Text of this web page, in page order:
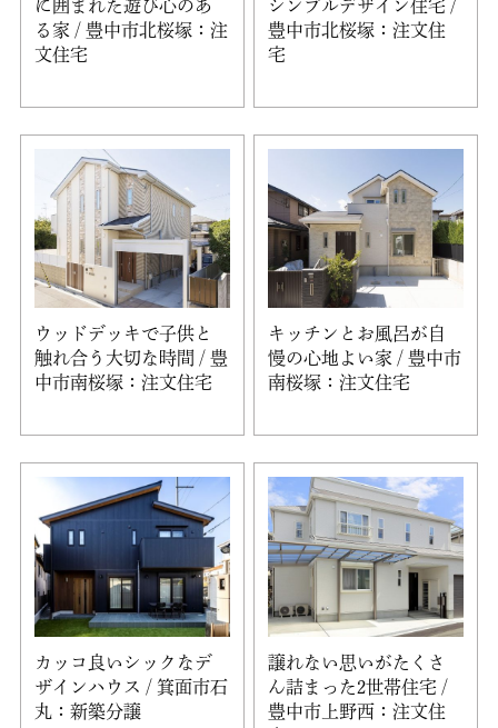
に囲まれた遊び心のあ
る家 / 豊中市北桜塚：注
文住宅
シンプルデザイン住宅 /
豊中市北桜塚：注文住
宅
ウッドデッキで子供と
触れ合う大切な時間 / 豊
中市南桜塚：注文住宅
キッチンとお風呂が自
慢の心地よい家 / 豊中市
南桜塚：注文住宅
カッコ良いシックなデ
ザインハウス / 箕面市石
丸：新築分譲
譲れない思いがたくさ
ん詰まった2世帯住宅 /
豊中市上野西：注文住